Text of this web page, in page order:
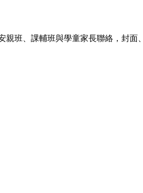
親班、課輔班與學童家長聯絡，封